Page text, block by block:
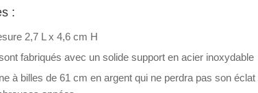
:
2,7 L x 4,6 cm H
fabriqués avec un solide support en acier inoxydable
à billes de 61 cm en argent qui ne perdra pas son éclat